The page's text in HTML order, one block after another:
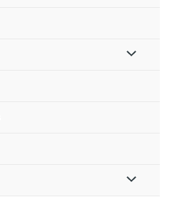
Menu
Menu